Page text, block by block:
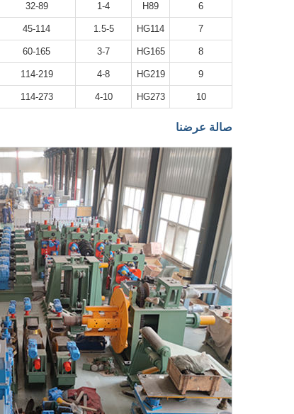
6
H89
1-4
32-89
7
HG114
1.5-5
45-114
8
HG165
3-7
60-165
9
HG219
4-8
114-219
10
HG273
4-10
114-273
صالة عرضنا